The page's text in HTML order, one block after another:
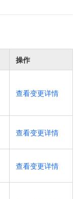
操作
查看变更详情
查看变更详情
查看变更详情